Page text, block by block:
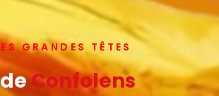
Confolens